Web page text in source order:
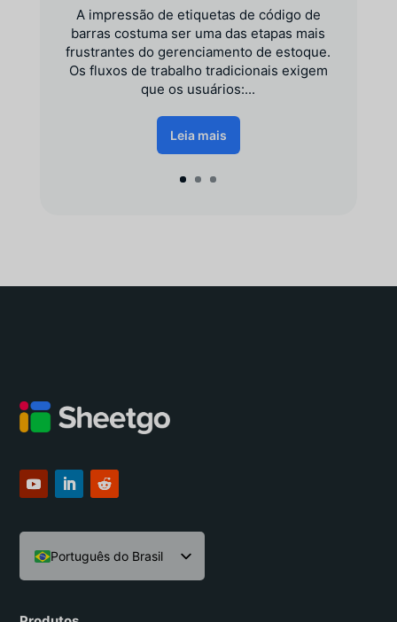
A impressão de etiquetas de código de
barras costuma ser uma das etapas mais
frustrantes do gerenciamento de estoque.
Os fluxos de trabalho tradicionais exigem
que os usuários:...
Leia mais
Português do Brasil
English
Español